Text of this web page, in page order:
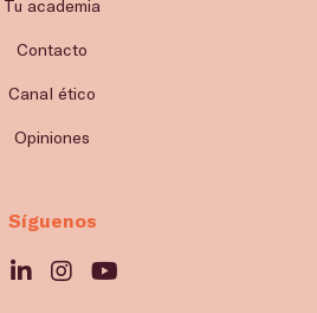
Tu academia
Contacto
Canal ético
Opiniones
Síguenos